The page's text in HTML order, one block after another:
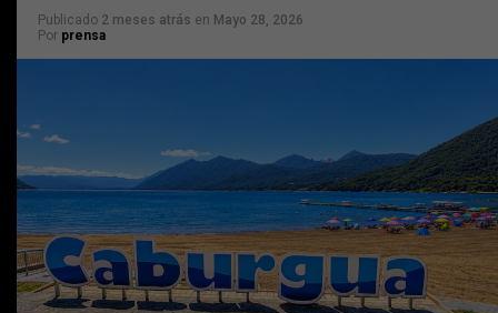
Publicado 2 meses atrás en Mayo 28, 2026
Por prensa